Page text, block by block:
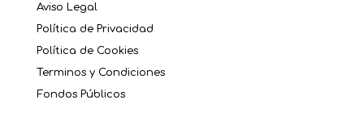
Aviso Legal
Política de Privacidad
Política de Cookies
Terminos y Condiciones
Fondos Públicos